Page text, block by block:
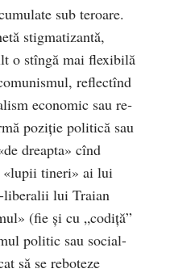
sub teroare.
stigmatizantă,
o stîngă mai flexibilă
reflectînd
economic sau re­
poziţie politică sau
dreapta» cînd
tineri» ai lui
liberalii lui Traian
(fie și cu „codiță”
politic sau social-
să se reboteze